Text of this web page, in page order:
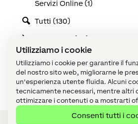
Utilizziamo i cookie
Utilizziamo i cookie per garantire il
del nostro sito web, migliorarne le
un'esperienza utente fluida. Alcuni
tecnicamente necessari, mentre altri
ottimizzare i contenuti o a mostrarti
Consenti tutti i
Servizi Online (1)
Tutti (130)
Use Cases (25)
Visualizzazione (1)